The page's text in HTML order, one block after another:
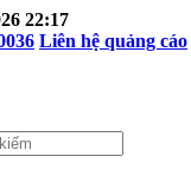
22:17
Liên hệ quảng cáo